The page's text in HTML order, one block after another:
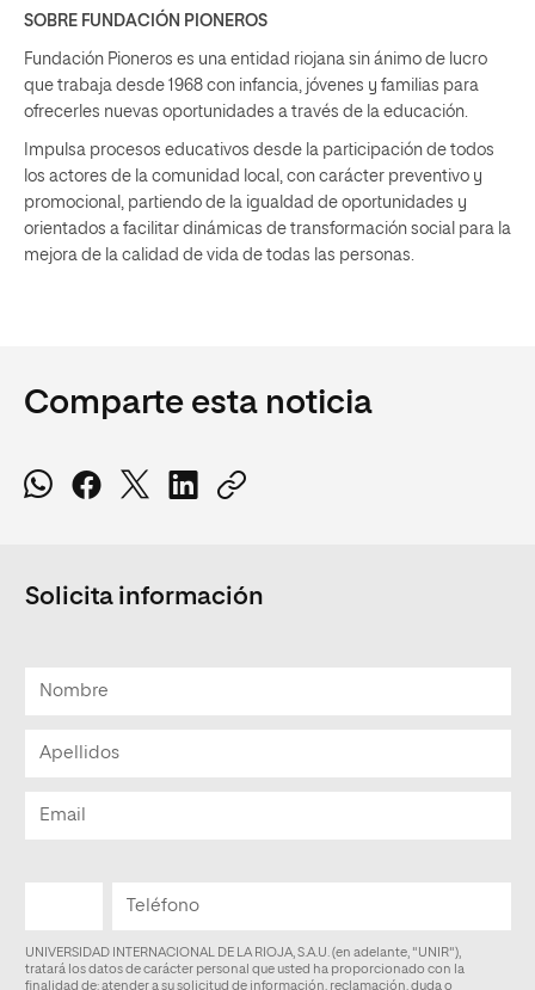
SOBRE FUNDACIÓN PIONEROS
Fundación Pioneros es una entidad riojana sin ánimo de lucro
que trabaja desde 1968 con infancia, jóvenes y familias para
ofrecerles nuevas oportunidades a través de la educación.
Impulsa procesos educativos desde la participación de todos
los actores de la comunidad local, con carácter preventivo y
promocional, partiendo de la igualdad de oportunidades y
orientados a facilitar dinámicas de transformación social para la
mejora de la calidad de vida de todas las personas.
Comparte esta noticia
Solicita información